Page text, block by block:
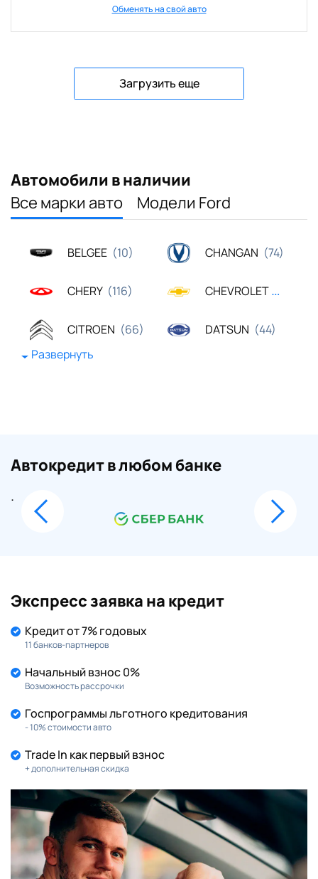
Обменять на свой авто
Загрузить еще
Автомобили в наличии
Все марки авто
Модели Ford
BELGEE (10) CHANGAN (74)
CHERY (116) CHEVROLET (23)
CITROEN (66) DATSUN (44)
(99) (436)
KIA (602) MAZDA
MITSUBISHI (149)
RENAULT (155)
SUZUKI (86) TOYOTA
VOLKSWAGEN (164)
Развернуть
Автокредит в любом банке
.
Экспресс заявка на кредит
Кредит от 7% годовых
11 банков-партнеров
Начальный взнос 0%
Возможность рассрочки
Госпрограммы льготного кредитования
- 10% стоимости авто
Trade In как первый взнос
+ дополнительная скидка